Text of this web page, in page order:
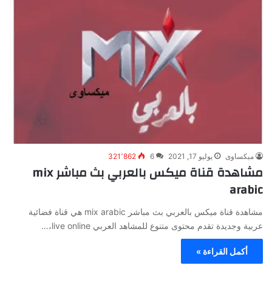
ميكساوى يوليو 17, 2021 6 321٬862
مشاهدة قناة ميكس بالعربي بث مباشر mix
arabic
مشاهدة قناة ميكس بالعربي بث مباشر mix arabic هي قناة فضائية
عربية وجديدة تقدم محتوى متنوع للمشاهد العربي live online،…
أكمل القراءة »